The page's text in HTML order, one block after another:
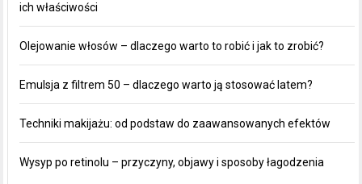
ich właściwości
Olejowanie włosów – dlaczego warto to robić i jak to zrobić?
Emulsja z filtrem 50 – dlaczego warto ją stosować latem?
Techniki makijażu: od podstaw do zaawansowanych efektów
Wysyp po retinolu – przyczyny, objawy i sposoby łagodzenia